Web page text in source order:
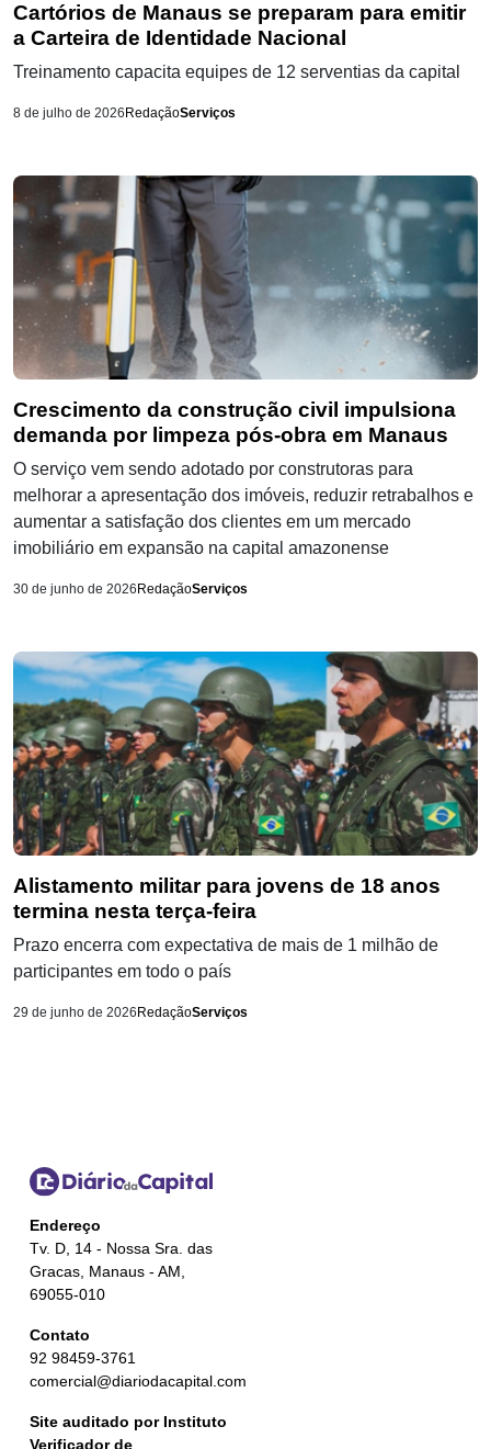
Cartórios de Manaus se preparam para emitir
a Carteira de Identidade Nacional
Treinamento capacita equipes de 12 serventias da capital
8 de julho de 2026 RedaçãoServiços
Crescimento da construção civil impulsiona
demanda por limpeza pós-obra em Manaus
O serviço vem sendo adotado por construtoras para
melhorar a apresentação dos imóveis, reduzir retrabalhos e
aumentar a satisfação dos clientes em um mercado
imobiliário em expansão na capital amazonense
30 de junho de 2026 RedaçãoServiços
Alistamento militar para jovens de 18 anos
termina nesta terça-feira
Prazo encerra com expectativa de mais de 1 milhão de
participantes em todo o país
29 de junho de 2026 RedaçãoServiços
Endereço
Tv. D, 14 - Nossa Sra. das
Gracas, Manaus - AM,
69055-010
Contato
92 98459-3761
comercial@diariodacapital.com
Site auditado por Instituto
Verificador de